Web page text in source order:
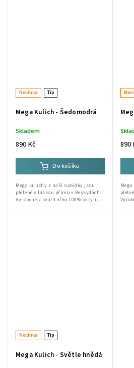
Novinka Tip
Mega Kulich - Šedomodrá
Skladem
890 Kč
Do košíku
Mega kulichy z naší nabídky jsou
pletené s láskou přímo v Beskydách.
Vyrobené z kvalitního 100% akrylu,
Ruční výroba od babičky a Lidušky...
890
Novinka Tip
Mega Kulich - Světle hnědá
Powered by